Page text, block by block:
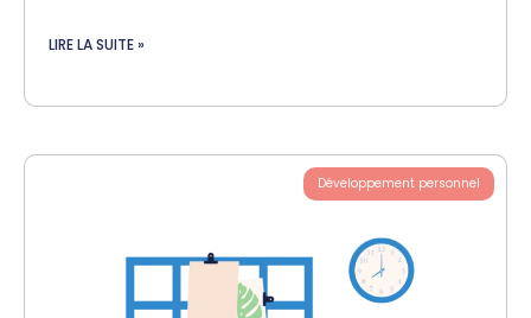
LIRE LA SUITE »
Développement personnel